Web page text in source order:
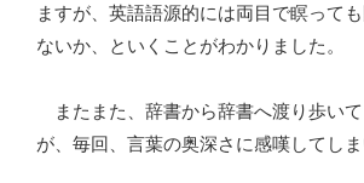
ますが、英語語源的には両目で瞑って
ないか、といくことがわかりました。
またまた、辞書から辞書へ渡り歩い
が、毎回、言葉の奥深さに感嘆してしま